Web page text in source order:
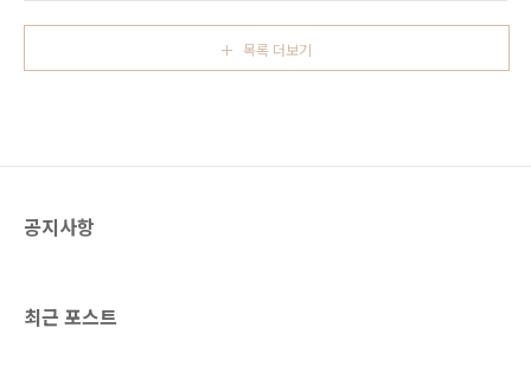
는지 확인해보시기 바랍니다.넷퍼넬..
랩은 보다 많은 기업, 기관에서 트래픽 이슈를 해
단순히 넷퍼넬4 솔루션의 전반적인 이해도를 점
목록 더보기
공지사항
최근 포스트